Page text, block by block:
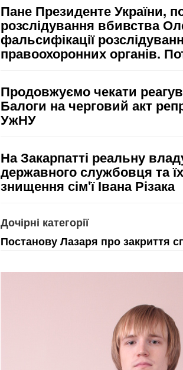
Пане Президенте України,
розслідування вбивства
фальсифікації
правоохоронних органів.
Продовжуємо чекати
Балоги на черговий акт
УжНУ
На Закарпатті реальну
державного службовця та
знищення сім'ї Івана Різака
Дочірні категорії
Постанову Лазаря про закриття